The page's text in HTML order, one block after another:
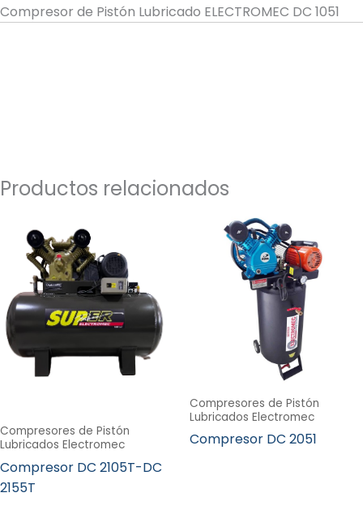
Compresor de Pistón Lubricado ELECTROMEC DC 1051
Productos relacionados
Compresores de Pistón
Lubricados Electromec
Compresor DC 2105T-DC
2155T
Compresores de Pistón
Lubricados Electromec
Compresor DC 2051